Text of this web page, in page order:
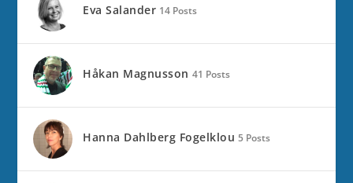
Eva Salander 14 Posts
Håkan Magnusson 41 Posts
Hanna Dahlberg Fogelklou 5 Posts